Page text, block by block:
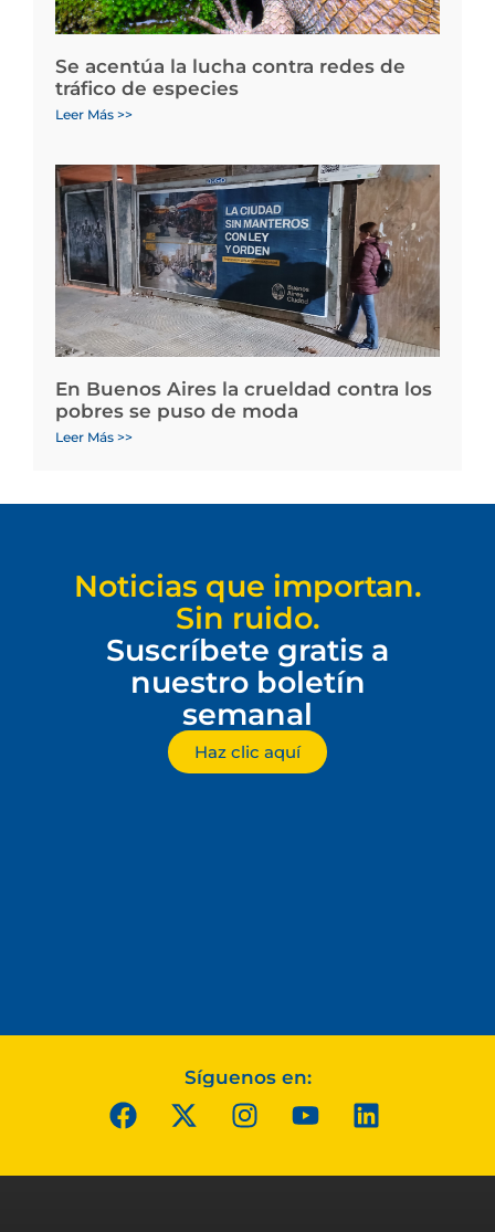
Se acentúa la lucha contra redes de
tráfico de especies
Leer Más >>
En Buenos Aires la crueldad contra los
pobres se puso de moda
Leer Más >>
Noticias que importan.
Sin ruido.
Suscríbete gratis a
nuestro boletín
semanal
Haz clic aquí
Síguenos en: